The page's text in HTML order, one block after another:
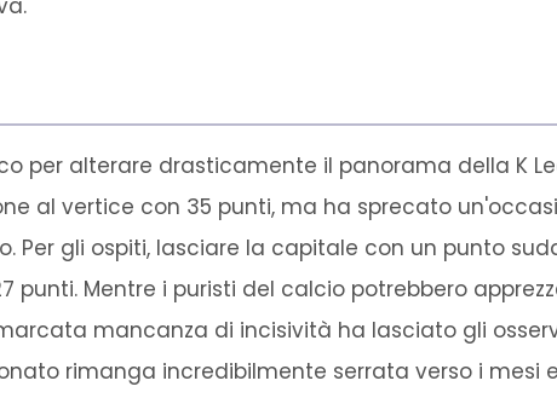
per alterare drasticamente il panorama della K
al vertice con 35 punti, ma ha sprecato
Per gli ospiti, lasciare la capitale con un punto
punti. Mentre i puristi del calcio potrebbero
mancanza di incisività ha lasciato gli
rimanga incredibilmente serrata verso i mesi